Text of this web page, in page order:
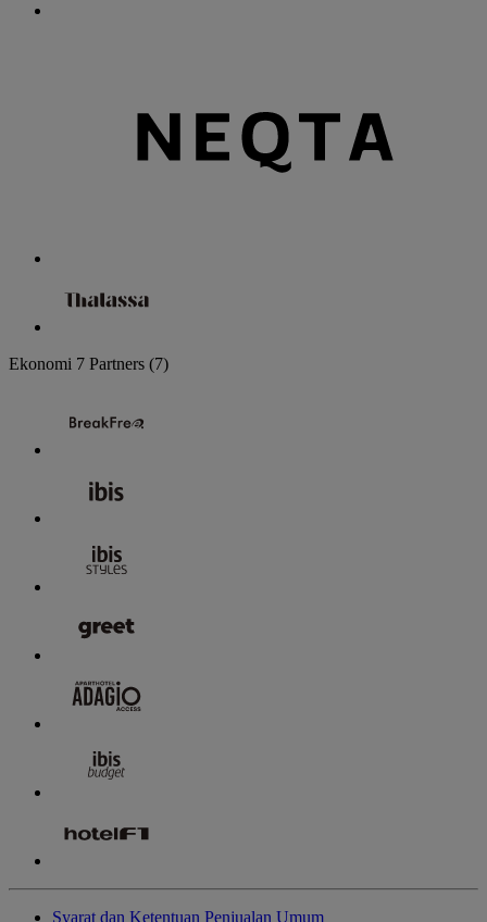
Ekonomi 7 Partners (7)
Syarat dan Ketentuan Penjualan Umum